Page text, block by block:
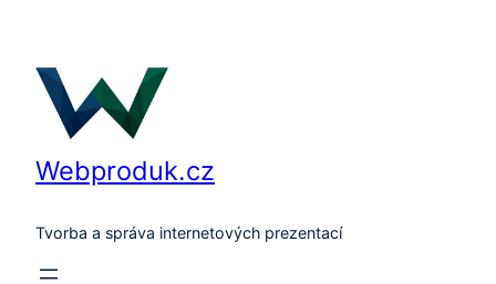
obsah
Webproduk.cz
Tvorba a správa internetových prezentací